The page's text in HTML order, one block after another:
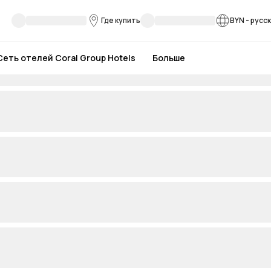
Где купить BYN -
отелей Coral Group Hotels Больше